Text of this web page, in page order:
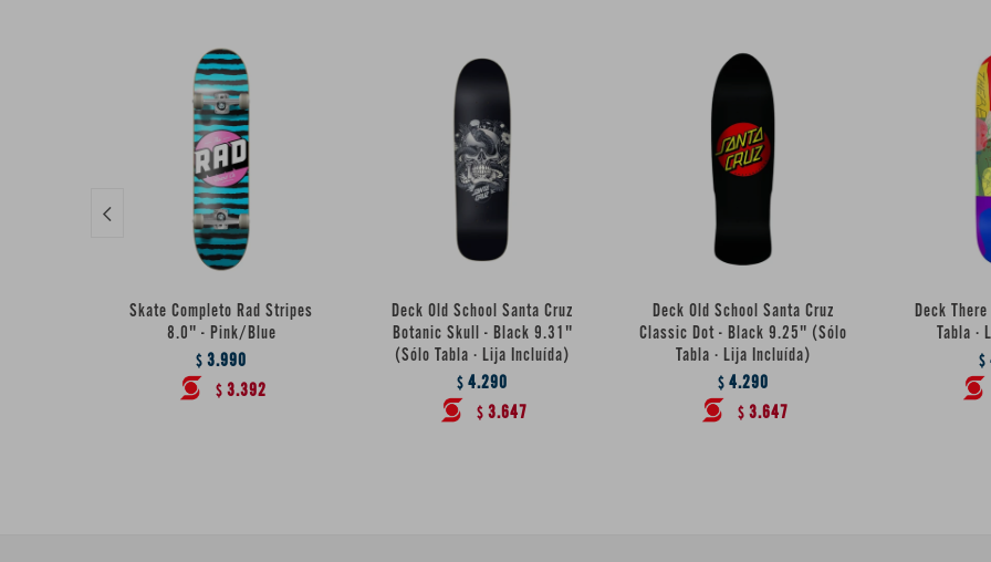
Skate Completo Rad Stripes
8.0" - Pink/Blue
$ 3.990
$ 3.392
Deck Old School Santa Cruz
Botanic Skull - Black 9.31"
(Sólo Tabla · Lija Incluída)
$ 4.290
$ 3.647
Deck Old School Santa Cruz
Classic Dot - Black 9.25" (Sólo
Tabla · Lija Incluída)
$ 4.290
$ 3.647
Deck
Tabla ·
$
